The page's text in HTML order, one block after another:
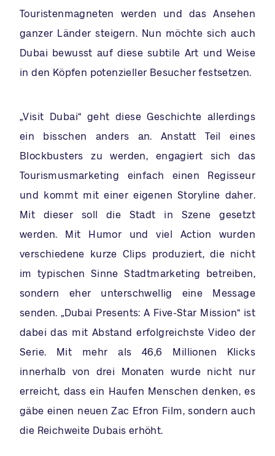
Touristenmagneten werden und das Ansehen
ganzer Länder steigern. Nun möchte sich auch
Dubai bewusst auf diese subtile Art und Weise
in den Köpfen potenzieller Besucher festsetzen.
„Visit Dubai“ geht diese Geschichte allerdings
ein bisschen anders an. Anstatt Teil eines
Blockbusters zu werden, engagiert sich das
Tourismusmarketing einfach einen Regisseur
und kommt mit einer eigenen Storyline daher.
Mit dieser soll die Stadt in Szene gesetzt
werden. Mit Humor und viel Action wurden
verschiedene kurze Clips produziert, die nicht
im typischen Sinne Stadtmarketing betreiben,
sondern eher unterschwellig eine Message
senden. „Dubai Presents: A Five-Star Mission“ ist
dabei das mit Abstand erfolgreichste Video der
Serie. Mit mehr als 46,6 Millionen Klicks
innerhalb von drei Monaten wurde nicht nur
erreicht, dass ein Haufen Menschen denken, es
gäbe einen neuen Zac Efron Film, sondern auch
die Reichweite Dubais erhöht.